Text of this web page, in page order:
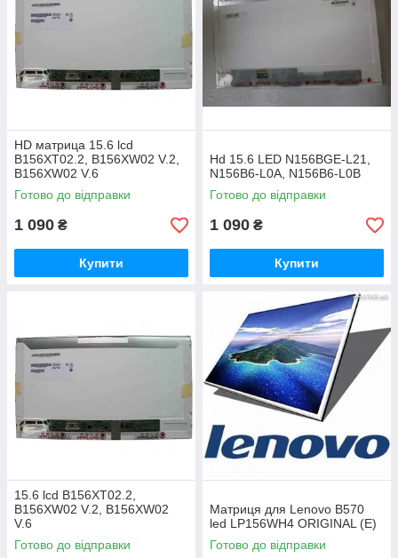
HD матрица 15.6 lcd
B156XT02.2, B156XW02 V.2,
B156XW02 V.6
Готово до відправки
1 090 ₴
Купити
Hd 15.6 LED N156BGE-L21,
N156B6-L0A, N156B6-L0B
Готово до відправки
1 090 ₴
Купити
15.6 lcd B156XT02.2,
B156XW02 V.2, B156XW02
V.6
Готово до відправки
Матриця для Lenovo B570
led LP156WH4 ORIGINAL (E)
Готово до відправки